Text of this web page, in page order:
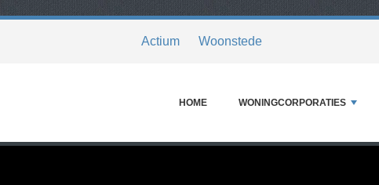
Actium Woonstede
HOME WONINGCORPORATIES